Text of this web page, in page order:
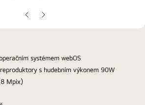
Předchozí
snímek
Další
snímek
systémem webOS
s hudebním výkonem 90W
Mpix)